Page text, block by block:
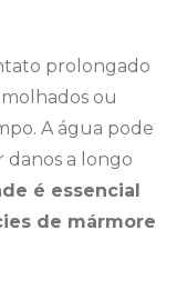
prolongado
ou
A água pode
danos a longo
é essencial
de mármore